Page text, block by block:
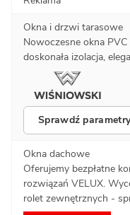
Okna i drzwi tarasowe
Nowoczesne okna
doskonała izolacja,
Sprawdź
Okna dachowe
Oferujemy bezpłatne
rozwiązań VELUX.
rolet zewnętrznych -